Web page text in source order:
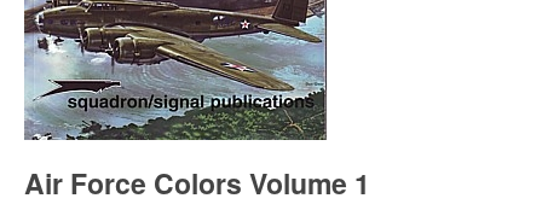
Air Force Colors Volume 1